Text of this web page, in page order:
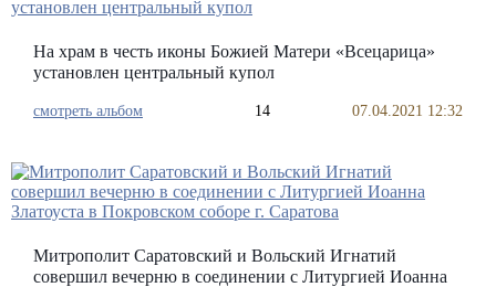
На храм в честь иконы Божией Матери «Всецарица»
установлен центральный купол
смотреть альбом 14 07.04.2021 12:32
Митрополит Саратовский и Вольский Игнатий
совершил вечерню в соединении с Литургией Иоанна